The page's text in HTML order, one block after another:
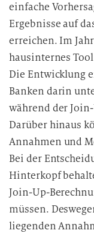
einfache
Ergebnisse auf
erreichen. Im
hausinternes
Die Entwicklung
Banken darin
während der
Darüber hinaus
Annahmen und
Bei der
Hinterkopf
Join-Up-
müssen.
liegenden